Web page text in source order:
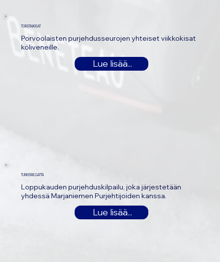
TORSTAIKISAT
Porvoolaisten purjehdusseurojen yhteiset viikkokisat
köliveneille.
Lue lisää...
TURKISREGATTA
Loppukauden purjehduskilpailu, joka järjestetään
yhdessä Marjaniemen Purjehtijoiden kanssa.
Lue lisää...